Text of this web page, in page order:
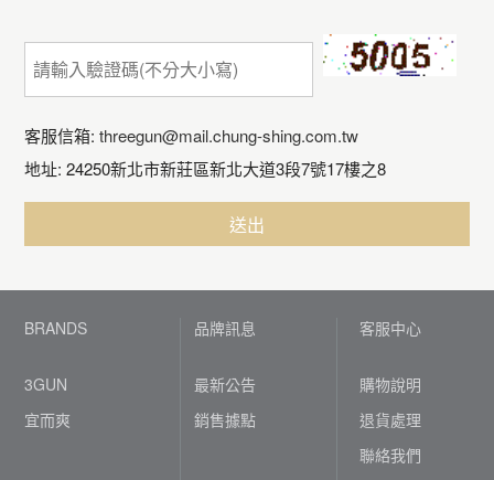
客服信箱:threegun@mail.chung-shing.com.tw
地址: 24250新北市新莊區新北大道3段7號17樓之8
BRANDS
3GUN
宜而爽
品牌訊息
最新公告
銷售據點
客服中心
購物說明
退貨處理
聯絡我們